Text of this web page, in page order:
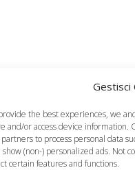
Gestisci
the best experiences, we
and/or access device information.
to process personal data
show (non-) personalized ads. Not
certain features and functions.
bambini, in
I